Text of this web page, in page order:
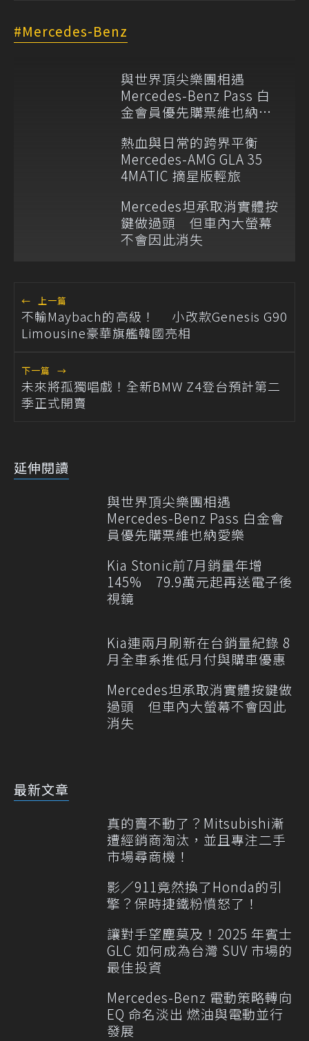
Mercedes-Benz
與世界頂尖樂團相遇
Mercedes-Benz Pass 白
金會員優先購票維也納愛
熱血與日常的跨界平衡
Mercedes-AMG GLA 35
4MATIC 摘星版輕旅
Mercedes坦承取消實體按
鍵做過頭 但車內大螢幕
不會因此消失
← 上一篇
不輸Maybach的高級！ 小改款Genesis G90
Limousine豪華旗艦韓國亮相
下一篇 →
未來將孤獨唱戲！全新BMW Z4登台預計第二
季正式開賣
延伸閱讀
與世界頂尖樂團相遇
Mercedes-Benz Pass 白金會
員優先購票維也納愛樂
Kia Stonic前7月銷量年增
145% 79.9萬元起再送電子後
視鏡
Kia連兩月刷新在台銷量紀錄 8
月全車系推低月付與購車優惠
Mercedes坦承取消實體按鍵做
過頭 但車內大螢幕不會因此
消失
最新文章
真的賣不動了？Mitsubishi漸
遭經銷商淘汰，並且專注二手
市場尋商機！
影／911竟然換了Honda的引
擎？保時捷鐵粉憤怒了！
讓對手望塵莫及！2025 年賓士
GLC 如何成為台灣 SUV 市場的
最佳投資
Mercedes-Benz 電動策略轉向
EQ 命名淡出 燃油與電動並行
發展